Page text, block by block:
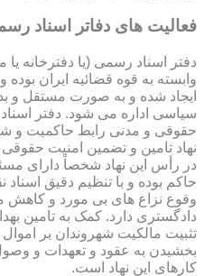
فعالیت های دفاتر اسناد
دفتر اسناد رسمی (یا دفترخانه
وابسته به قوه قضائیه ایران
ایجاد شده و به صورت مستقل و
سیاسی اداره می شود. دفتر
حقوقی و مدنی رابط حاکمیت و
نهاد تامین و تضمین امنیت
در رأس این نهاد شخصاً دارای
حاکم بوده و با تنظیم دقیق
وقوع نزاع های بی مورد و کاهش
دادگستری دارد. کمک به تامین
تثبیت مالکیت شهروندان بر
بخشیدن به عقود و تعهدات و
کارهای این نهاد است.